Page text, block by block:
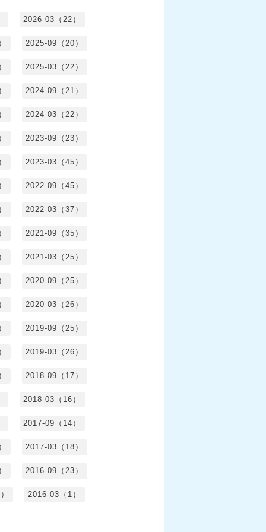
2026-03（22）
2025-09（20）
2025-03（22）
2024-09（21）
2024-03（22）
2023-09（23）
2023-03（45）
2022-09（45）
2022-03（37）
2021-09（35）
2021-03（25）
2020-09（25）
2020-03（26）
2019-09（25）
2019-03（26）
2018-09（17）
2018-03（16）
2017-09（14）
2017-03（18）
2016-09（23）
2016-03（1）